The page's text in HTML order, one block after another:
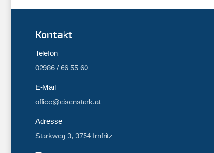
Kontakt
Telefon
02986 / 66 55 60
E-Mail
office@eisenstark.at
Adresse
Starkweg 3, 3754 Irnfritz